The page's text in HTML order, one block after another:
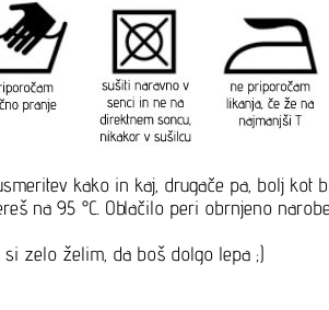
kako in kaj, drugače pa, bolj
na 95 °C. Oblačilo peri obrnjeno
si zelo želim, da boš dolgo lepa ;)